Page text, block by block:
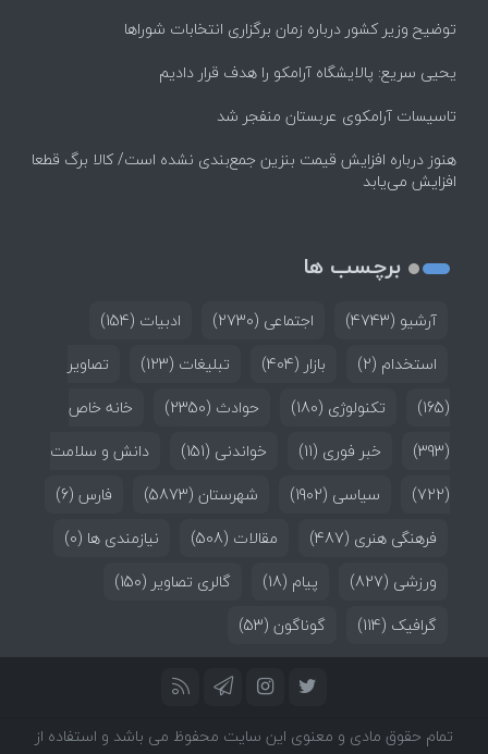
توضیح وزیر کشور درباره زمان برگزاری انتخابات شوراها
یحیی سریع: پالایشگاه آرامکو را هدف قرار دادیم
تاسیسات آرامکوی عربستان منفجر شد
هنوز درباره افزایش قیمت بنزین جمع‌بندی نشده است/ کالا برگ قطعا
افزایش می‌یابد
برچسب ها
آرشیو (4743) اجتماعی (2730) ادبیات (154)
استخدام (2) بازار (404) تبلیغات (123)
تصاویر
(165)
تکنولوژی (180) حوادث (2350)
خانه خاص
(393)
خبر فوری (11) خواندنی (151)
دانش و سلامت
(722)
سیاسی (1902) شهرستان (5873) فارس (6)
فرهنگی هنری (487) مقالات (508) نیازمندی ها (0)
ورزشی (827) پیام (18) گالری تصاویر (150)
گرافیک (114) گوناگون (53)
تمام حقوق مادی و معنوی این سایت محفوظ می باشد و استفاده از